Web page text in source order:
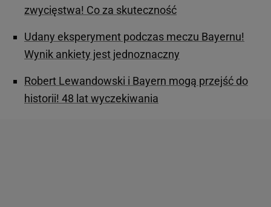
zwycięstwa! Co za skuteczność
Udany eksperyment podczas meczu Bayernu!
Wynik ankiety jest jednoznaczny
Robert Lewandowski i Bayern mogą przejść do
historii! 48 lat wyczekiwania